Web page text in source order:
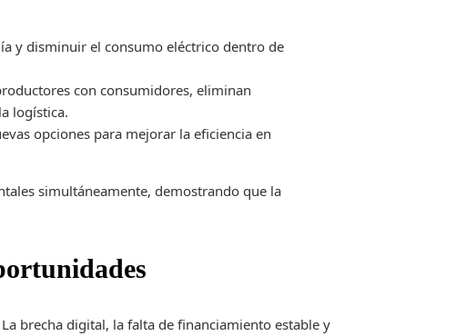
y disminuir el consumo eléctrico dentro de
con consumidores, eliminan
logística.
opciones para mejorar la eficiencia en
simultáneamente, demostrando que la
brecha digital, la falta de financiamiento estable y